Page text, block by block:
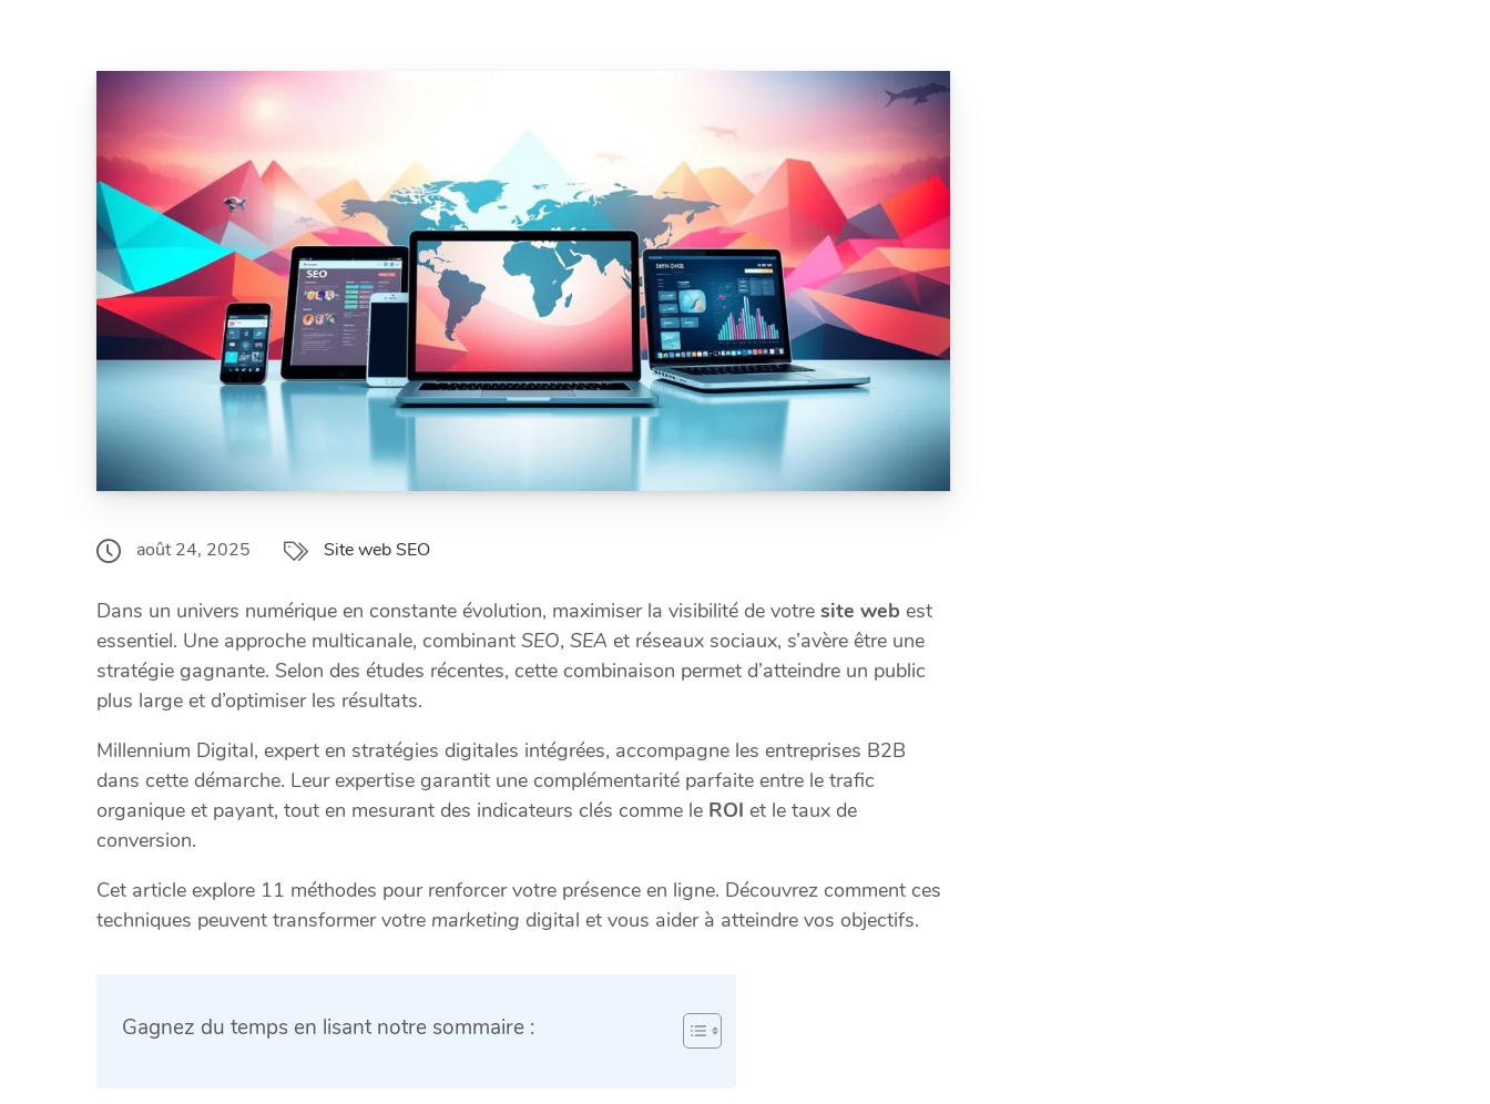
août 24, 2025 Site web SEO
Dans un univers numérique en constante évolution, maximiser la visibilité de votre site web est
essentiel. Une approche multicanale, combinant SEO, SEA et réseaux sociaux, s’avère être une
stratégie gagnante. Selon des études récentes, cette combinaison permet d’atteindre un public
plus large et d’optimiser les résultats.
Millennium Digital, expert en stratégies digitales intégrées, accompagne les entreprises B2B
dans cette démarche. Leur expertise garantit une complémentarité parfaite entre le trafic
organique et payant, tout en mesurant des indicateurs clés comme le ROI et le taux de
conversion.
Cet article explore 11 méthodes pour renforcer votre présence en ligne. Découvrez comment ces
techniques peuvent transformer votre marketing digital et vous aider à atteindre vos objectifs.
Gagnez du temps en lisant notre sommaire :